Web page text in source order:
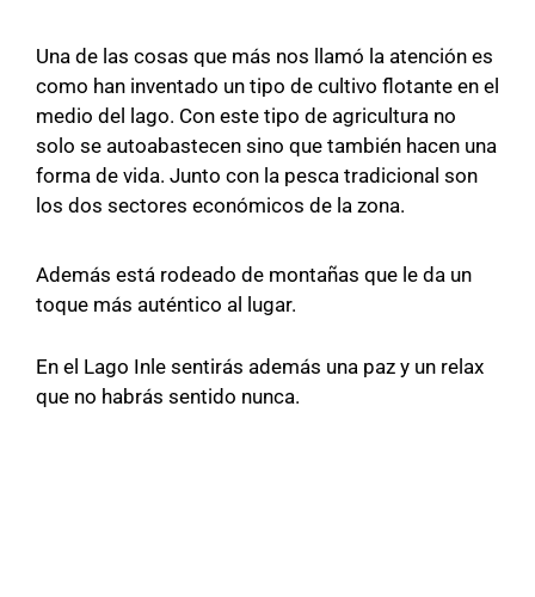
Una de las cosas que más nos llamó la atención es
como han inventado un tipo de cultivo flotante en el
medio del lago. Con este tipo de agricultura no
solo se autoabastecen sino que también hacen una
forma de vida. Junto con la pesca tradicional son
los dos sectores económicos de la zona.
Además está rodeado de montañas que le da un
toque más auténtico al lugar.
En el Lago Inle sentirás además una paz y un relax
que no habrás sentido nunca.